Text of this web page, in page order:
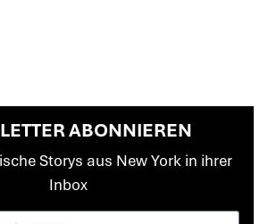
ABONNIEREN
Storys aus New York in ihrer
Inbox